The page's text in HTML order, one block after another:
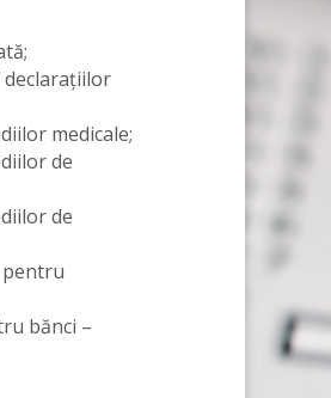
medicale;
de
de
bănci –